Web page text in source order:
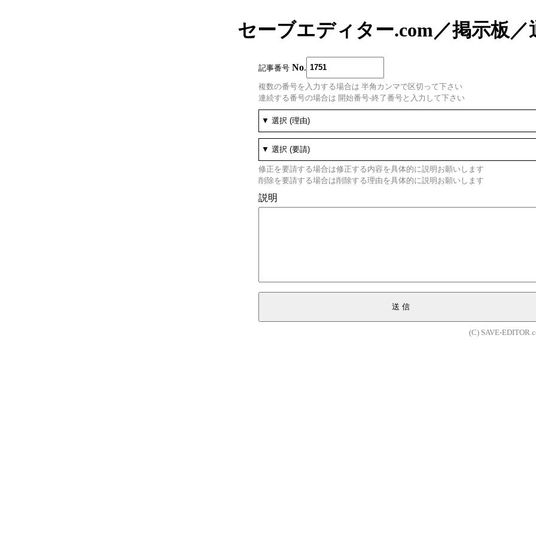
セーブエディター.com／掲示板／
記事番号 No
複数の番号を入力する場合は 半角カンマで区切って下さい
連続する番号の場合は 開始番号-終了番号と入力して下さい
修正を要請する場合は修正する内容を具体的に説明お願いします
削除を要請する場合は削除する理由を具体的に説明お願いします
説明
送信
(C) SAVE-